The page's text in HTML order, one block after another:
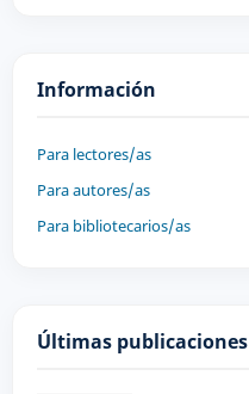
Información
Para lectores/as
Para autores/as
Para bibliotecarios/as
Últimas publicaciones